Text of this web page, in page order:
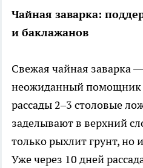
Чайная заварка:
и баклажанов
Свежая чайная заварка
неожиданный помощник
рассады 2–3 столовые
заделывают в верхний
только рыхлит грунт, но
Уже через 10 дней